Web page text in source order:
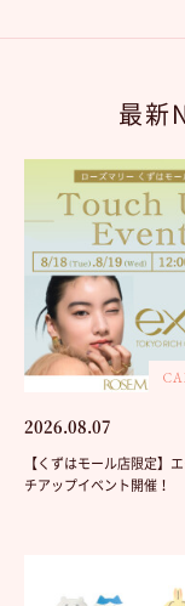
最新
2026.08.07
【くずはモール店限定】
チアップイベント開催！